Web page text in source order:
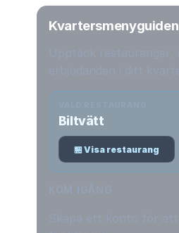
Kvartersmenyguiden
Biltvätt
🏪 Visa restaurang